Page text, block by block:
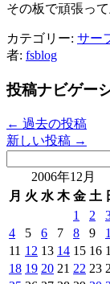
その板で頑張っ
カテゴリー: サー
者: fsblog
投稿ナビゲー
← 過去の投稿
新しい投稿 →
2006年12月
月 火 水 木 金 土
1
2
4
5 6 7 8 9
11 12 13 14 15 16
18 19 20 21 22 23